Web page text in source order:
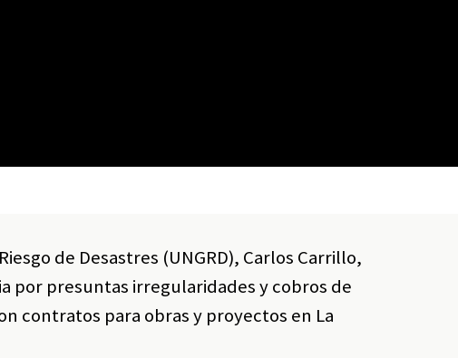
de Desastres (UNGRD), Carlos Carrillo,
por presuntas irregularidades y cobros de
contratos para obras y proyectos en La